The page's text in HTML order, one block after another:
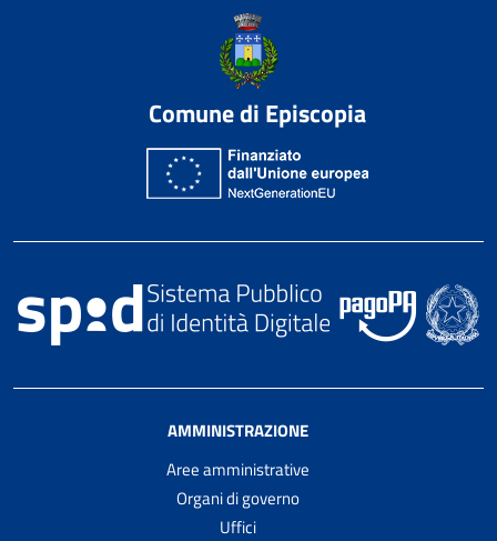
Comune di Episcopia
AMMINISTRAZIONE
Aree amministrative
Organi di governo
Uffici